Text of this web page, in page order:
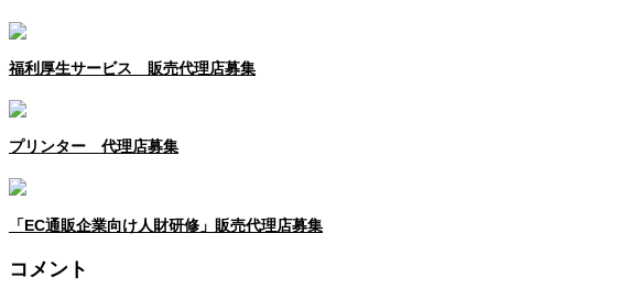
福利厚生サービス 販売代理店募集
プリンター 代理店募集
「EC通販企業向け人財研修」販売代理店募集
コメント